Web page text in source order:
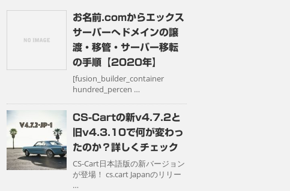
お名前.comからエックス
サーバーへドメインの譲
渡・移管・サーバー移転
の手順【2020年】
[fusion_builder_container
hundred_percen …
CS-Cartの新v4.7.2と
旧v4.3.10で何が変わっ
たのか？詳しくチェック
CS-Cart日本語版の新バージョン
が登場！ cs.cart Japanのリリー
…